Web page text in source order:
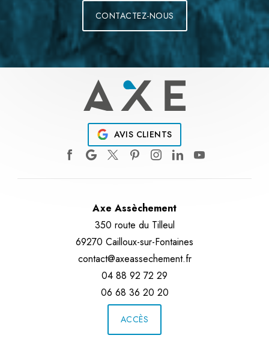
CONTACTEZ-NOUS
AVIS CLIENTS
Axe Assèchement
350 route du Tilleul
69270 Cailloux-sur-Fontaines
contact@axeassechement.fr
04 88 92 72 29
06 68 36 20 20
ACCÈS